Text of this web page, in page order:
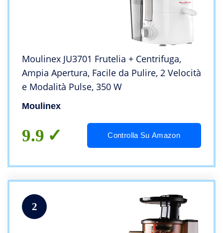
Moulinex JU3701 Frutelia + Centrifuga,
Ampia Apertura, Facile da Pulire, 2 Velocità
e Modalità Pulse, 350 W
Moulinex
9.9 Controlla Su Amazon
2